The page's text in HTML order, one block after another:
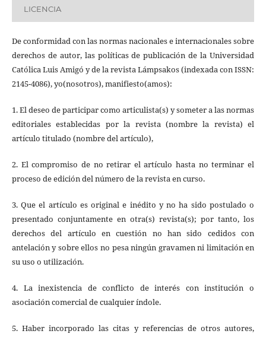
LICENCIA
De conformidad con las normas nacionales e internacionales sobre
derechos de autor, las políticas de publicación de la Universidad
Católica Luis Amigó y de la revista Lámpsakos (indexada con ISSN:
2145-4086), yo(nosotros), manifiesto(amos):
1. El deseo de participar como articulista(s) y someter a las normas
editoriales establecidas por la revista (nombre la revista) el
artículo titulado (nombre del artículo),
2. El compromiso de no retirar el artículo hasta no terminar el
proceso de edición del número de la revista en curso.
3. Que el artículo es original e inédito y no ha sido postulado o
presentado conjuntamente en otra(s) revista(s); por tanto, los
derechos del artículo en cuestión no han sido cedidos con
antelación y sobre ellos no pesa ningún gravamen ni limitación en
su uso o utilización.
4. La inexistencia de conflicto de interés con institución o
asociación comercial de cualquier índole.
5. Haber incorporado las citas y referencias de otros autores,